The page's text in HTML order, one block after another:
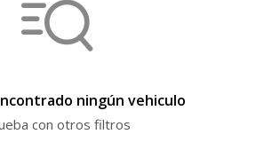
ningún vehiculo
con otros filtros